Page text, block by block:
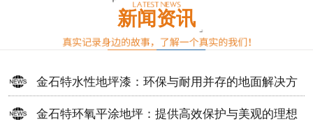
新闻资讯
金石特水性地坪漆：环保与耐用并存的地面解决方
案
金石特环氧平涂地坪：提供高效保护与美观的理想